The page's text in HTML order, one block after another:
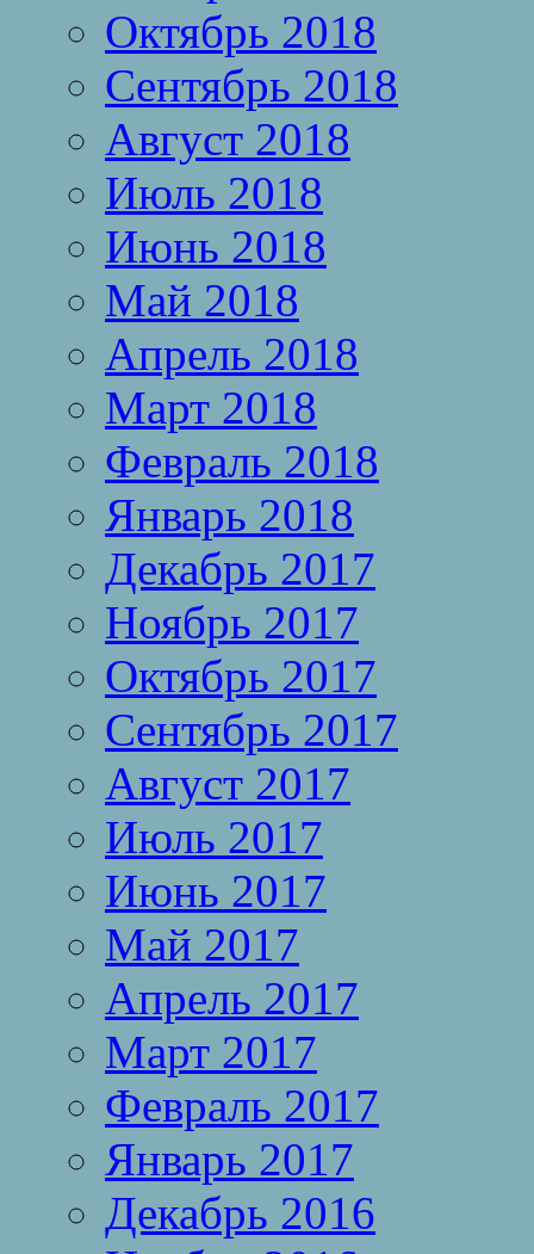
Октябрь 2018
Сентябрь 2018
Август 2018
Июль 2018
Июнь 2018
Май 2018
Апрель 2018
Март 2018
Февраль 2018
Январь 2018
Декабрь 2017
Ноябрь 2017
Октябрь 2017
Сентябрь 2017
Август 2017
Июль 2017
Июнь 2017
Май 2017
Апрель 2017
Март 2017
Февраль 2017
Январь 2017
Декабрь 2016